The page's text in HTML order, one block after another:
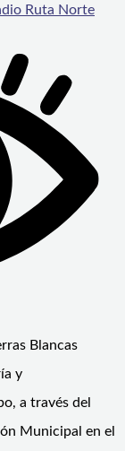
Ruta Norte
Blancas
y
a través del
Municipal en el